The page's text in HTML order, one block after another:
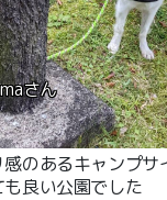
さん
のあるキャンプサ
良い公園でした